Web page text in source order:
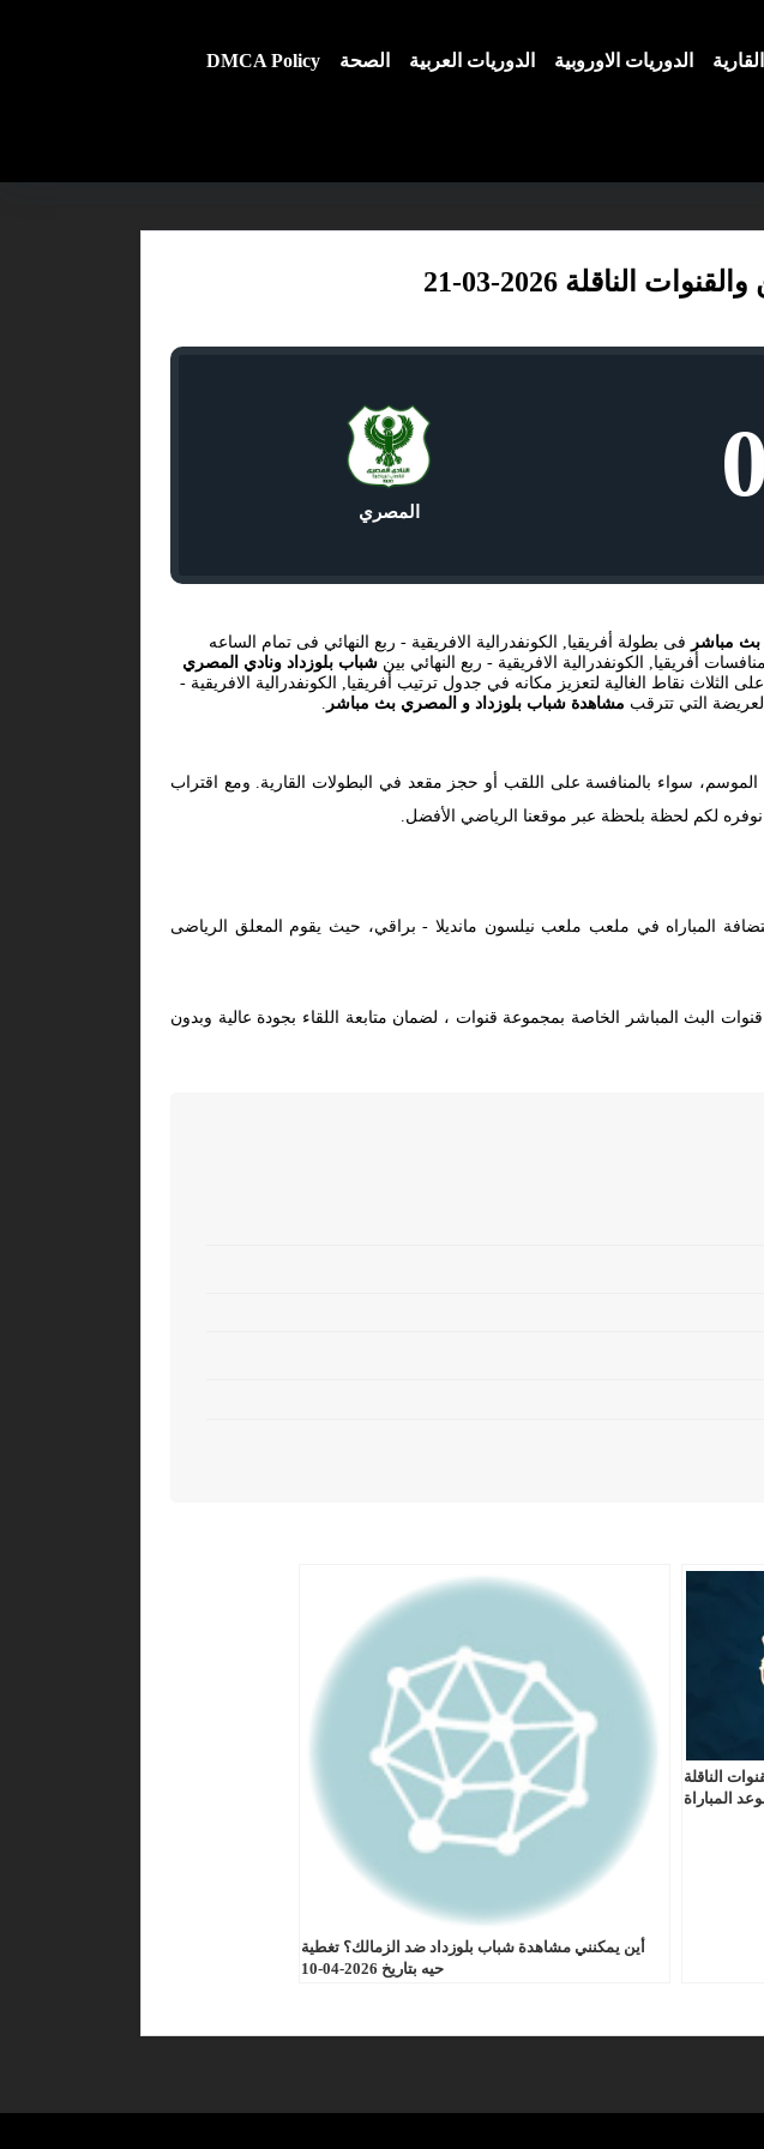
الدوريات الاوروبية الدوريات العربية الصحة DMCA Policy
2026-03-21
0 المصري
بث مباشر فى بطولة أفريقيا, الكونفدرالية الافريقية - ربع النهائي فى تمام الساعه
شباب بلوزداد ونادي المصري
نقاط الغالية لتعزيز مكانه في جدول ترتيب أفريقيا, الكونفدرالية الافريقية -
التي تترقب مشاهدة شباب بلوزداد و المصري بث مباشر
سواء بالمنافسة على اللقب أو حجز مقعد في البطولات القارية. ومع اقتراب
نوفره لكم لحظة بلحظة عبر موقعنا الرياضي الأفضل.
المباراه في ملعب ملعب نيلسون مانديلا - براقي، حيث يقوم المعلق الرياضى
البث المباشر الخاصة بمجموعة قنوات ، لضمان متابعة اللقاء بجودة عالية وبدون
الناقلة
المباراة
أين يمكنني مشاهدة شباب بلوزداد ضد الزمالك؟ تغطية
حيه بتاريخ 2026-04-10